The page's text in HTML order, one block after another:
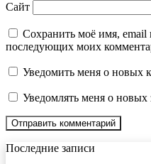
Сайт
Сохранить моё имя, email
последующих моих
Уведомить меня о новых
Уведомлять меня о новых
Последние записи